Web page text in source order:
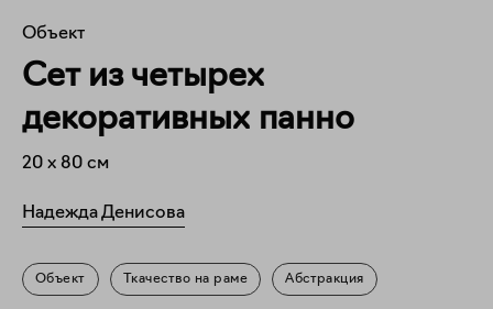
Объект
Сет из четырех
декоративных панно
20 x 80 см
Надежда Денисова
Объект Ткачество на раме Абстракция